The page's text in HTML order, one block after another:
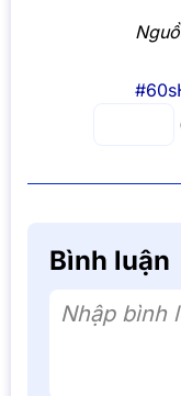
Bình luận
Nhập bình